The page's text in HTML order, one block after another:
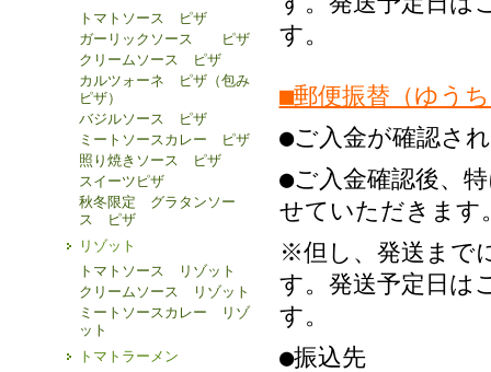
トマトソース ピザ
ガーリックソース ピザ
クリームソース ピザ
カルツォーネ ピザ（包み
ピザ）
バジルソース ピザ
ミートソースカレー ピザ
照り焼きソース ピザ
スイーツピザ
秋冬限定 グラタンソー
ス ピザ
リゾット
トマトソース リゾット
クリームソース リゾット
ミートソースカレー リゾ
ット
トマトラーメン
す。
■郵便振替（ゆう
●ご入金が確認さ
●ご入金確認後、
せていただきます
※但し、発送まで
す。発送予定日は
す。
●振込先